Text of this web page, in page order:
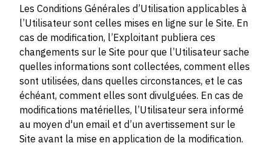
Les Conditions Générales d’Utilisation applicables à
l’Utilisateur sont celles mises en ligne sur le Site. En
cas de modification, l’Exploitant publiera ces
changements sur le Site pour que l’Utilisateur sache
quelles informations sont collectées, comment elles
sont utilisées, dans quelles circonstances, et le cas
échéant, comment elles sont divulguées. En cas de
modifications matérielles, l’Utilisateur sera informé
au moyen d'un email et d’un avertissement sur le
Site avant la mise en application de la modification.